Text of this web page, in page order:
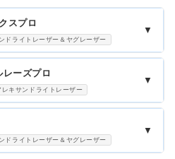
スプロ
ドライトレーザー＆ヤグレーザー
▼
レーズプロ
レキサンドライトレーザー
▼
ドライトレーザー＆ヤグレーザー
▼